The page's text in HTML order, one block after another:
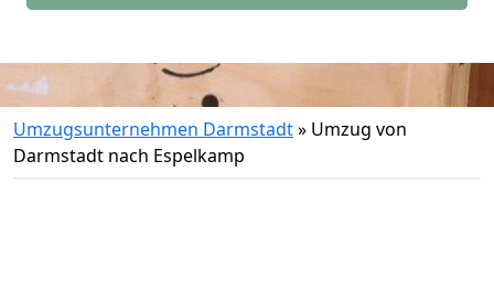
Umzugsunternehmen Darmstadt» Umzug von
Darmstadt nach Espelkamp